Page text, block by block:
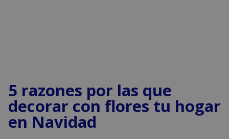
5 razones por las que
decorar con flores tu hogar
en Navidad